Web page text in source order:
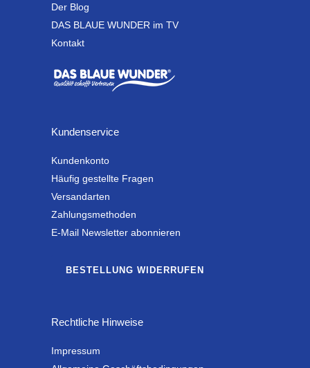
Der Blog
DAS BLAUE WUNDER im TV
Kontakt
Kundenservice
Kundenkonto
Häufig gestellte Fragen
Versandarten
Zahlungsmethoden
E-Mail Newsletter abonnieren
BESTELLUNG WIDERRUFEN
Rechtliche Hinweise
Impressum